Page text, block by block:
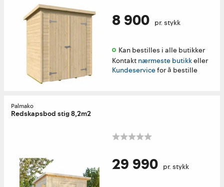
8 900 pr. stykk
Kan bestilles i alle butikker
Kontakt nærmeste butikkeller
Kundeservicefor å bestille
Palmako
Redskapsbod stig 8,2m2
29 990 pr. stykk